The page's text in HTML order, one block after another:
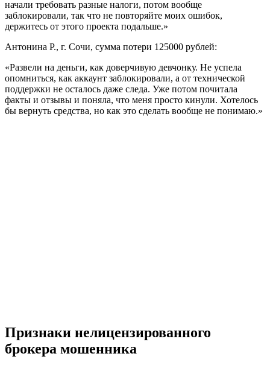
начали требовать разные налоги, потом вообще
заблокировали, так что не повторяйте моих ошибок,
держитесь от этого проекта подальше.»
Антонина Р., г. Сочи, сумма потери 125000 рублей:
«Развели на деньги, как доверчивую девчонку. Не успела
опомниться, как аккаунт заблокировали, а от технической
поддержки не осталось даже следа. Уже потом почитала
факты и отзывы и поняла, что меня просто кинули. Хотелось
бы вернуть средства, но как это сделать вообще не понимаю.»
Признаки нелицензированного
брокера мошенника